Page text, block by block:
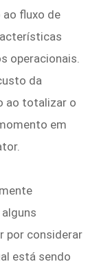
ao fluxo de
operacionais.
da
ao totalizar o
em
por considerar
está sendo